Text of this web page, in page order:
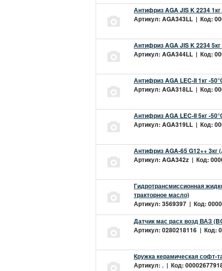
Антифриз AGA JIS K 2234
Артикул: AGA343LL | Код:
Антифриз AGA JIS K 2234
Артикул: AGA344LL | Код:
Антифриз AGA LEC-II 1кг -
Артикул: AGA318LL | Код:
Антифриз AGA LEC-II 5кг -
Артикул: AGA319LL | Код:
Антифриз AGA-65 G12++ 3кг
Артикул: AGA342z | Код:
Гидротрансмиссионная
тракторное масло)
Артикул: 3569397 | Код:
Датчик мас расх возд ВАЗ
Артикул: 0280218116 | Код:
Кружка керамическая софт-
Артикул: . | Код: